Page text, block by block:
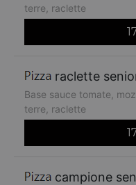
terre, raclette
raclette
Base sauce tomate,
terre, raclette
campione